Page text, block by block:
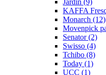
KAFFA
Monarch (12)
Movenpick
Senator(2)
Swisso (4)
Tchibo (8)
Today (1)
UCC (1)